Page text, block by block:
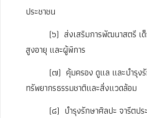
ประชาชน
(๖) ส่งเสริมการพัฒนาสตรี เ
สูงอายุ และผู้พิการ
(๗) คุ้มครอง ดูแล และบํารุง
ทรัพยากรธรรมชาติและสิ่งแวดล้อม
(๘) บำรุงรักษาศิลปะ จารีตป